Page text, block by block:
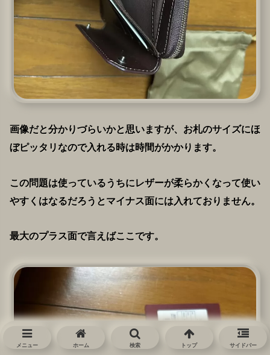
画像だと分かりづらいかと思いますが、お札のサイズにほ
ぼピッタリなので入れる時は時間がかかります。
この問題は使っているうちにレザーが柔らかくなって使い
やすくはなるだろうとマイナス面には入れておりません。
最大のプラス面で言えばここです。
メニュー ホーム 検索 トップ サイドバー